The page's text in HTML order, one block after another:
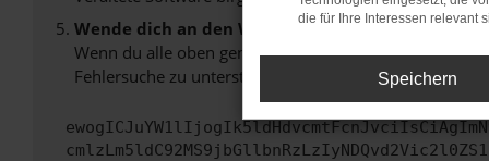
Wende dich an den Webseitenbetreiber.
Wenn du alle oben genannten Schritte versucht hast,
Fehlersuche zu unterstützen:
die für Ihre Interessen relevant
Speichern